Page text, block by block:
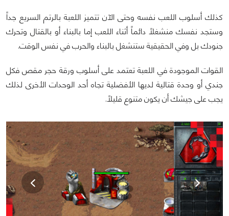
كذلك أسلوب اللعب نفسه وحتى الآن تتميز اللعبة بالرتم السريع جداً
وستجد نفسك منشغلاً دائماً أثناء اللعب إما بالبناء أو بالقتال وتحرك
جنودك بل وفي الحقيقية ستنشغل بالبناء والحرب في نفس الوقت.
القوات الموجودة في اللعبة تعتمد على أسلوب ورقة حجر مقص فكل
جندي أو وحدة قتالية لديها الأفضلية تجاه أحد الوحدات الأخرى لذلك
يجب على جيشك أن يكون متنوع قليلاً.